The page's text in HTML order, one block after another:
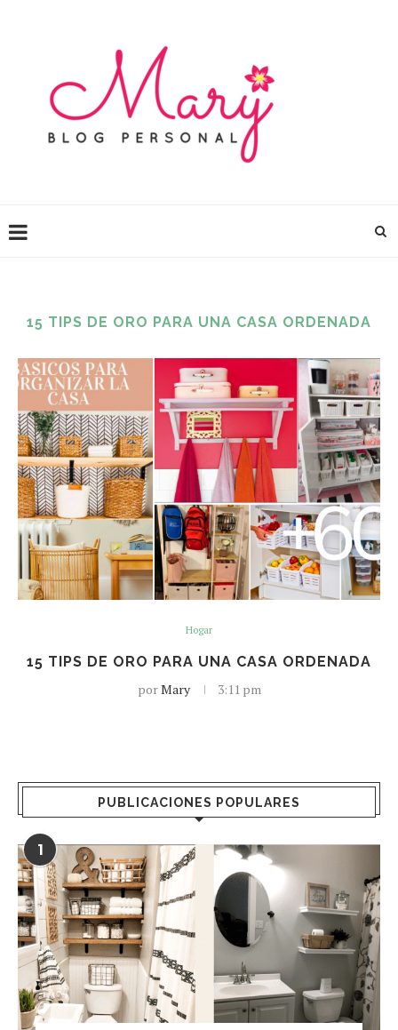
15 TIPS DE ORO PARA UNA CASA ORDENADA
Hogar
15 TIPS DE ORO PARA UNA CASA ORDENADA
porMary 3:11 pm
PUBLICACIONES POPULARES
1